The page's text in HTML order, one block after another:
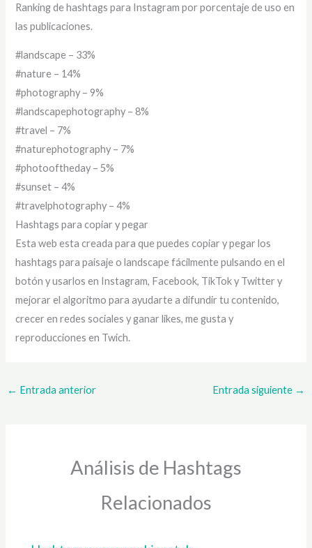
Ranking de hashtags para Instagram por porcentaje de uso en
las publicaciones.
#landscape – 33%
#nature – 14%
#photography – 9%
#landscapephotography – 8%
#travel – 7%
#naturephotography – 7%
#photooftheday – 5%
#sunset – 4%
#travelphotography – 4%
Hashtags para copiar y pegar
Esta web esta creada para que puedes copiar y pegar los
hashtags para paisaje o landscape fácilmente pulsando en el
botón y usarlos en Instagram, Facebook, TikTok y Twitter y
mejorar el algoritmo para ayudarte a difundir tu contenido,
crecer en redes sociales y ganar likes, me gusta y
reproducciones en Twich.
← Entrada anterior Entrada siguiente →
Análisis de Hashtags
Relacionados